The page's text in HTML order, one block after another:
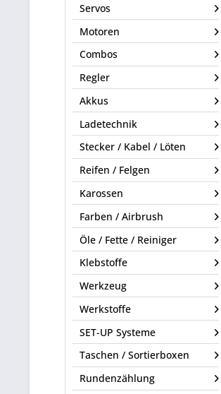
Servos
Motoren
Combos
Regler
Akkus
Ladetechnik
Stecker / Kabel / Löten
Reifen / Felgen
Karossen
Farben / Airbrush
Öle / Fette / Reiniger
Klebstoffe
Werkzeug
Werkstoffe
SET-UP Systeme
Taschen / Sortierboxen
Rundenzählung